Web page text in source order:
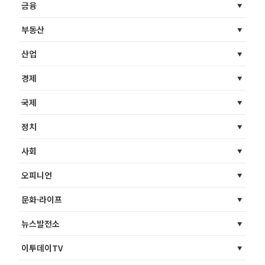
금융
부동산
산업
경제
국제
정치
사회
오피니언
문화·라이프
뉴스발전소
이투데이TV